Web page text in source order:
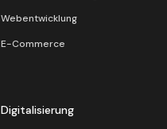
Webentwicklung
E-Commerce
Digitalisierung